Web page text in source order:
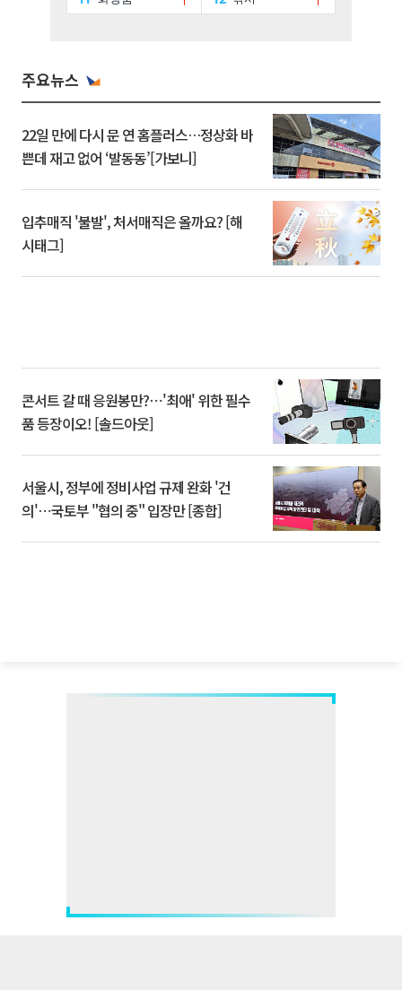
주요뉴스
22일 만에 다시 문 연 홈플러스…정상화 바
쁜데 재고 없어 ‘발동동’[가보니]
입추매직 '불발', 처서매직은 올까요? [해
시태그]
콘서트 갈 때 응원봉만?⋯'최애' 위한 필수
품 등장이오! [솔드아웃]
서울시, 정부에 정비사업 규제 완화 '건
의'⋯국토부 "협의 중" 입장만 [종합]